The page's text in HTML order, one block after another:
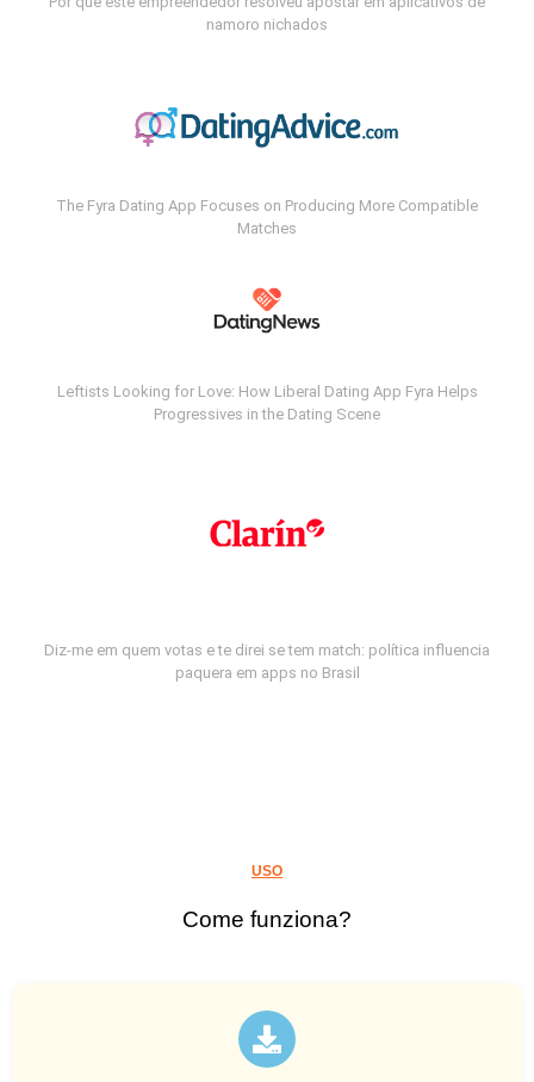
namoro nichados
The Fyra Dating App Focuses on Producing More Compatible
Matches
Leftists Looking for Love: How Liberal Dating App Fyra Helps
Progressives in the Dating Scene
Diz-me em quem votas e te direi se tem match: política influencia
paquera em apps no Brasil
USO
Come funziona?